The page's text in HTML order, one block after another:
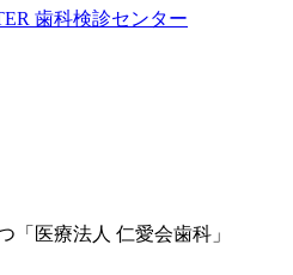
「医療法人 仁愛会歯科」